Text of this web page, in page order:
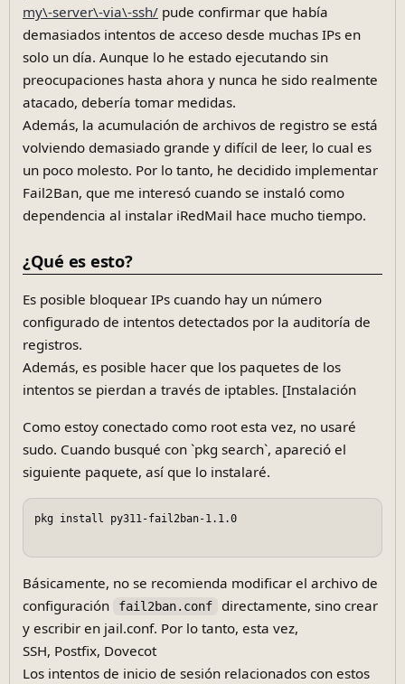
my\-server\-via\-ssh/pude confirmar que había
demasiados intentos de acceso desde muchas IPs en
solo un día. Aunque lo he estado ejecutando sin
preocupaciones hasta ahora y nunca he sido realmente
atacado, debería tomar medidas.
Además, la acumulación de archivos de registro se está
volviendo demasiado grande y difícil de leer, lo cual es
un poco molesto. Por lo tanto, he decidido implementar
Fail2Ban, que me interesó cuando se instaló como
dependencia al instalar iRedMail hace mucho tiempo.
¿Qué es esto?
Es posible bloquear IPs cuando hay un número
configurado de intentos detectados por la auditoría de
registros.
Además, es posible hacer que los paquetes de los
intentos se pierdan a través de iptables. [Instalación
Como estoy conectado como root esta vez, no usaré
sudo. Cuando busqué con `pkg search`, apareció el
siguiente paquete, así que lo instalaré.
pkg install py311-fail2ban-1.1.0
Básicamente, no se recomienda modificar el archivo de
configuración
fail2ban.conf
directamente, sino crear
y escribir en jail.conf. Por lo tanto, esta vez,
SSH, Postfix, Dovecot
Los intentos de inicio de sesión relacionados con estos